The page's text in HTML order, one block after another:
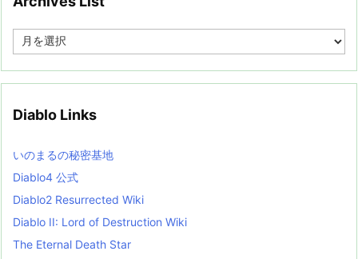
e
i
s
t
Diablo Links
いのまるの秘密基地
Diablo4 公式
Diablo2 Resurrected Wiki
Diablo II: Lord of Destruction Wiki
The Eternal Death Star